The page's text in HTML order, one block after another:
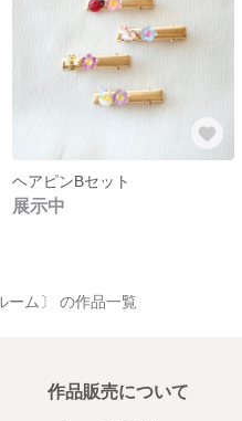
ヘアピンBセット
展示中
ーム〕 の作品一覧
作品販売について